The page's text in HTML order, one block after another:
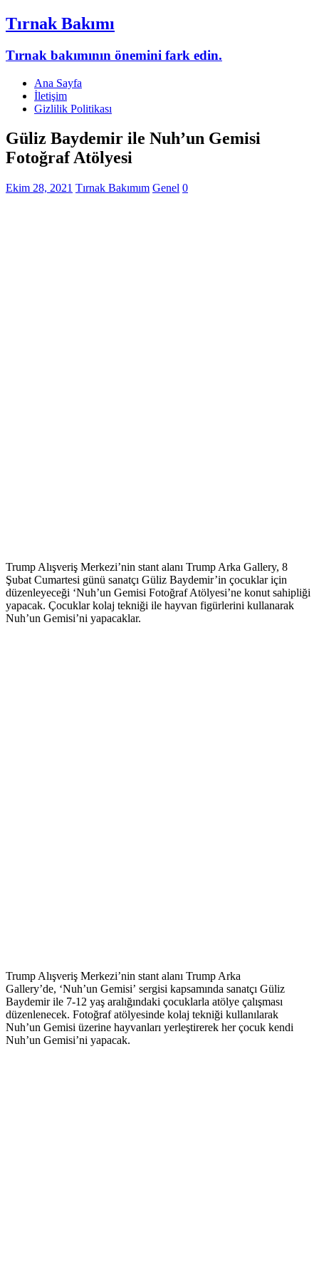
Tırnak Bakımı
Tırnak bakımının önemini fark edin.
Ana Sayfa
İletişim
Gizlilik Politikası
Güliz Baydemir ile Nuh’un Gemisi
Fotoğraf Atölyesi
Ekim 28, 2021 Tırnak Bakımım Genel 0
Trump Alışveriş Merkezi’nin stant alanı Trump Arka Gallery, 8
Şubat Cumartesi günü sanatçı Güliz Baydemir’in çocuklar için
düzenleyeceği ‘Nuh’un Gemisi Fotoğraf Atölyesi’ne konut sahipliği
yapacak. Çocuklar kolaj tekniği ile hayvan figürlerini kullanarak
Nuh’un Gemisi’ni yapacaklar.
Trump Alışveriş Merkezi’nin stant alanı Trump Arka
Gallery’de, ‘Nuh’un Gemisi’ sergisi kapsamında sanatçı Güliz
Baydemir ile 7-12 yaş aralığındaki çocuklarla atölye çalışması
düzenlenecek. Fotoğraf atölyesinde kolaj tekniği kullanılarak
Nuh’un Gemisi üzerine hayvanları yerleştirerek her çocuk kendi
Nuh’un Gemisi’ni yapacak.